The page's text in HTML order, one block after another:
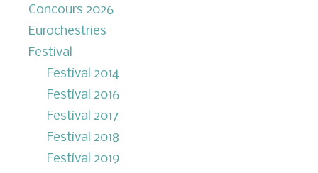
Concours 2026
Eurochestries
Festival
Festival 2014
Festival 2016
Festival 2017
Festival 2018
Festival 2019